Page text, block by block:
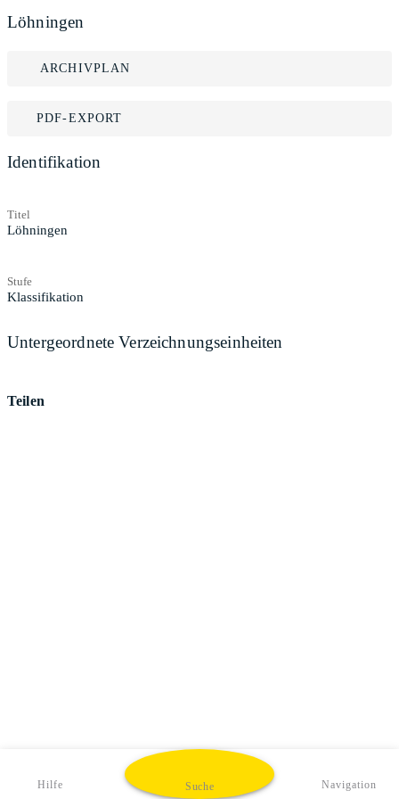
Löhningen
ARCHIVPLAN
PDF-EXPORT
Identifikation
Titel
Löhningen
Stufe
Klassifikation
Untergeordnete Verzeichnungseinheiten
Teilen
Hilfe Suche Navigation